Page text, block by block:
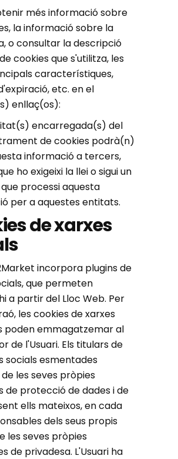
més informació sobre
la informació sobre la
o consultar la descripció
cookies que s'utilitza, les
característiques,
etc. en el
enllaç(os):
encarregada(s) del
de cookies podrà(n)
informació a tercers,
ho exigeixi la llei o sigui un
processi aquesta
per a aquestes entitats.
de xarxes
incorpora plugins de
que permeten
a partir del Lloc Web. Per
les cookies de xarxes
poden emmagatzemar al
de l'Usuari. Els titulars de
socials esmentades
les seves pròpies
de protecció de dades i de
ells mateixos, en cada
dels seus propis
les seves pròpies
de privadesa. L'Usuari ha